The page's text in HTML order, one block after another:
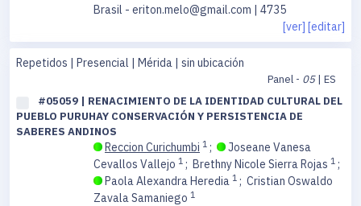
Brasil - eriton.melo@gmail.com | 4735
[ver] [editar]
Repetidos | Presencial | Mérida | sin ubicación
Panel - 05| ES
#05059 | RENACIMIENTO DE LA IDENTIDAD CULTURAL DEL
PUEBLO PURUHAY CONSERVACIÓN Y PERSISTENCIA DE
SABERES ANDINOS
Reccion Curichumbi 1 ;
Joseane Vanesa
Cevallos Vallejo 1 ; Brethny Nicole Sierra Rojas 1 ;
Paola Alexandra Heredia 1 ; Cristian Oswaldo
Zavala Samaniego 1